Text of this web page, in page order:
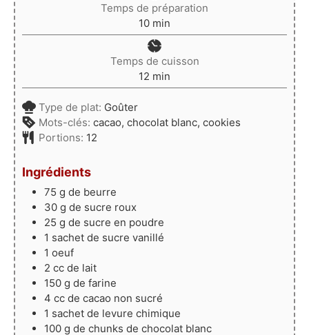
Temps de préparation
10minutes
min
Temps de cuisson
12 minutes
min
Type de plat: Goûter
Mots-clés: cacao, chocolat blanc, cookies
Portions: 12
Ingrédients
75 g de beurre
30 g de sucre roux
25 g de sucre en poudre
1 sachet de sucre vanillé
1 oeuf
2 cc de lait
150 g de farine
4 cc de cacao non sucré
1 sachet de levure chimique
100 g de chunks de chocolat blanc